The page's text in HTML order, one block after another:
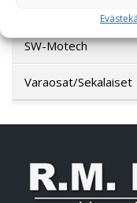
SW-Motech
Varaosat/Sekalaiset